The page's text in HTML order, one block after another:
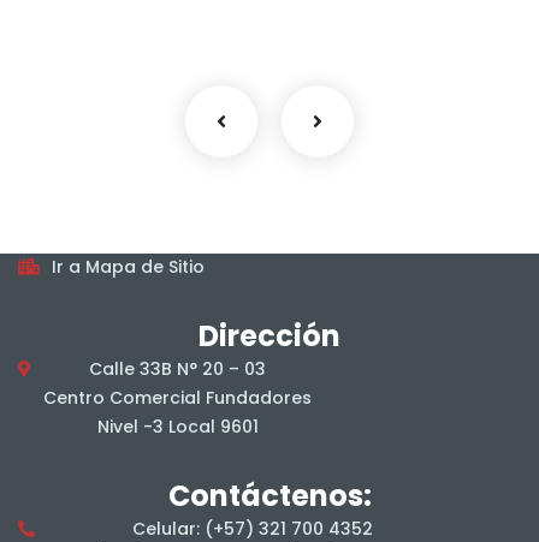
Horarios
Ir a Mapa de Sitio
Dirección
Calle 33B N° 20 – 03
Centro Comercial Fundadores
Nivel -3 Local 9601
Contáctenos:
Celular: (+57) 321 700 4352